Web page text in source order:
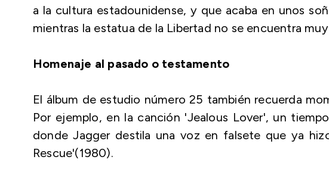
a la cultura estadounidense, y que acaba en unos
mientras la estatua de la Libertad no se encuentra
Homenaje al pasado o testamento
El álbum de estudio número 25 también recuerda
Por ejemplo, en la canción 'Jealous Lover', un
donde Jagger destila una voz en falsete que ya
Rescue'(1980).